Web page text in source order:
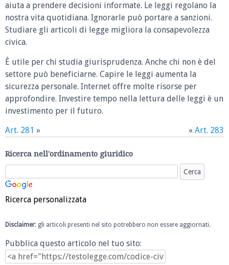
aiuta a prendere decisioni informate. Le leggi regolano la
nostra vita quotidiana. Ignorarle può portare a sanzioni.
Studiare gli articoli di legge migliora la consapevolezza
civica.
È utile per chi studia giurisprudenza. Anche chi non è del
settore può beneficiarne. Capire le leggi aumenta la
sicurezza personale. Internet offre molte risorse per
approfondire. Investire tempo nella lettura delle leggi è un
investimento per il futuro.
Art. 281 » « Art. 283
Ricerca nell'ordinamento giuridico
Ricerca personalizzata
Disclaimer: gli articoli presenti nel sito potrebbero non essere aggiornati.
Pubblica questo articolo nel tuo sito: